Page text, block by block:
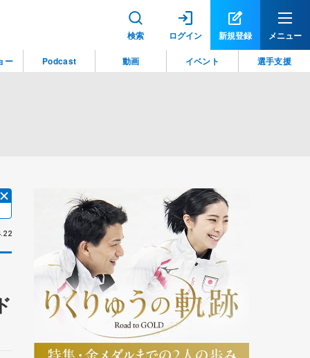
検索 ログイン 新規登録 メニュー
ー Podcast 動画 イベント 選手支援